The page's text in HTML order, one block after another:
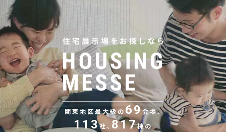
関東地区最大級の 69会場、
113社、 817棟の